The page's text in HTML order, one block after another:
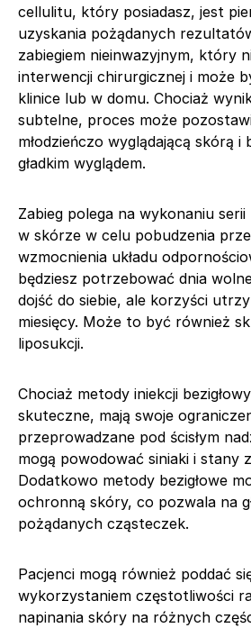
cellulitu, który posiadasz, jest
uzyskania pożądanych
zabiegiem nieinwazyjnym, który
interwencji chirurgicznej i może
klinice lub w domu. Chociaż
subtelne, proces może
młodzieńczo wyglądającą skórą i
gładkim wyglądem.
Zabieg polega na wykonaniu serii
w skórze w celu pobudzenia
wzmocnienia układu
będziesz potrzebować dnia
dojść do siebie, ale korzyści
miesięcy. Może to być również
liposukcji.
Chociaż metody iniekcji
skuteczne, mają swoje
przeprowadzane pod ścisłym
mogą powodować siniaki i stany
Dodatkowo metody bezigłowe
ochronną skóry, co pozwala na
pożądanych cząsteczek.
Pacjenci mogą również poddać
wykorzystaniem częstotliwości
napinania skóry na różnych